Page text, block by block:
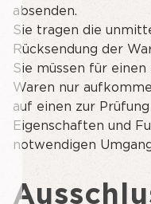
absenden.
Sie tragen die
Rücksendung der
Sie müssen für
Waren nur
auf einen zur
Eigenschaften und
notwendigen